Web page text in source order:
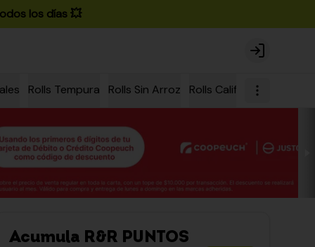
los días 💥
Login
Rolls Tempura Rolls Sin Arroz Rolls California
Acumula R&R PUNTOS